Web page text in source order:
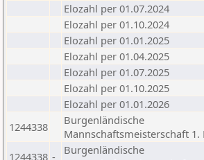
Elozahl per 01.07.2024
Elozahl per 01.10.2024
Elozahl per 01.01.2025
Elozahl per 01.04.2025
Elozahl per 01.07.2025
Elozahl per 01.10.2025
Elozahl per 01.01.2026
1244338
Burgenländische
Mannschaftsmeisterschaft 1.
1244338 -
Burgenländische